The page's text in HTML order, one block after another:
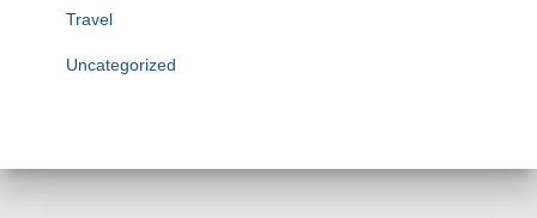
Travel
Uncategorized